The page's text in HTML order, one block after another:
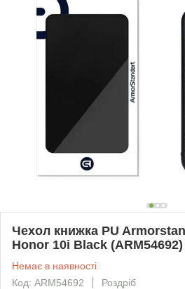
Чехол книжка PU
Honor 10i Black (ARM54692)
Немає в наявності
Код: ARM54692
Роздріб